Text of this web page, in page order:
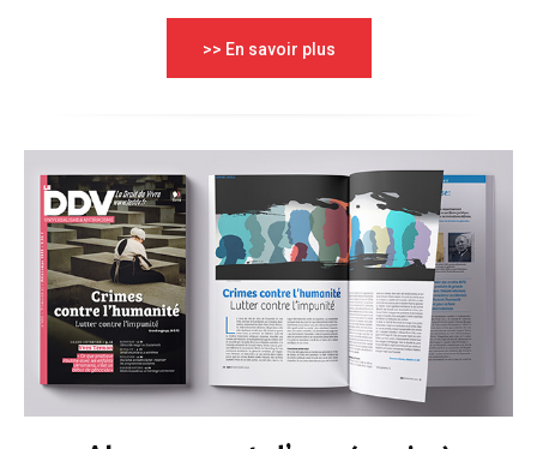
>> En savoir plus